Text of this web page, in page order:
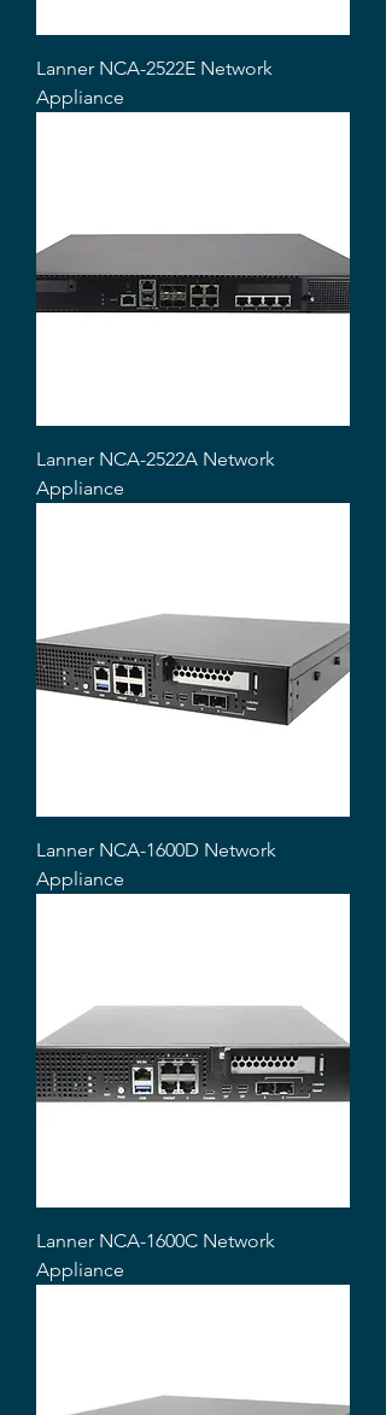
Lanner NCA-2522E Network
Appliance
Lanner NCA-2522A Network
Appliance
Lanner NCA-1600D Network
Appliance
Lanner NCA-1600C Network
Appliance